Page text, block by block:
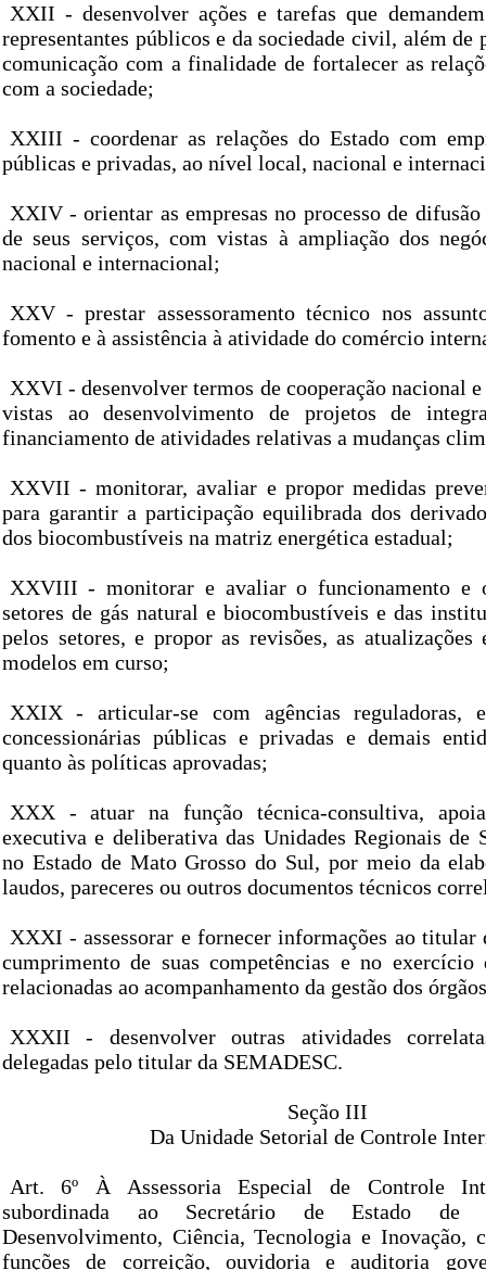
XXII - desenvolver ações e tarefas que
representantes públicos e da sociedade civil, além de
comunicação com a finalidade de fortalecer as
com a sociedade;
XXIII - coordenar as relações do Estado com
públicas e privadas, ao nível local, nacional e
XXIV - orientar as empresas no processo de difusão
de seus serviços, com vistas à ampliação dos
nacional e internacional;
XXV - prestar assessoramento técnico nos
fomento e à assistência à atividade do comércio
XXVI - desenvolver termos de cooperação nacional
vistas ao desenvolvimento de projetos de
financiamento de atividades relativas a mudanças
XXVII - monitorar, avaliar e propor medidas
para garantir a participação equilibrada dos
dos biocombustíveis na matriz energética estadual;
XXVIII - monitorar e avaliar o funcionamento e
setores de gás natural e biocombustíveis e das
pelos setores, e propor as revisões, as atualizações
modelos em curso;
XXIX - articular-se com agências reguladoras,
concessionárias públicas e privadas e demais
quanto às políticas aprovadas;
XXX - atuar na função técnica-consultiva,
executiva e deliberativa das Unidades Regionais de
no Estado de Mato Grosso do Sul, por meio da
laudos, pareceres ou outros documentos técnicos
XXXI - assessorar e fornecer informações ao titular
cumprimento de suas competências e no exercício
relacionadas ao acompanhamento da gestão dos
XXXII - desenvolver outras atividades
delegadas pelo titular da SEMADESC.
Seção III
Da Unidade Setorial de Controle
Art. 6º À Assessoria Especial de Controle
subordinada ao Secretário de Estado de
Desenvolvimento, Ciência, Tecnologia e Inovação,
funções de correição, ouvidoria e auditoria